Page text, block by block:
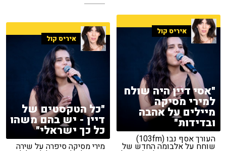
איריס קול
"אסי דיין היה שולח
למירי מסיקה
מיילים על אהבה
ובדידות"
העורך אסף נבו (103fm)
שוחח על אלבומה החדש של
איריס קול
"כל הטקסטים של
דיין - יש בהם משהו
כל כך ישראלי"
מירי מסיקה סיפרה על שירה